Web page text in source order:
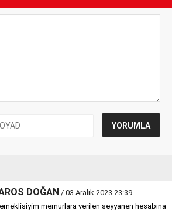
DOĞAN / 03 Aralık 2023 23:39
memurlara verilen seyyanen hesabına